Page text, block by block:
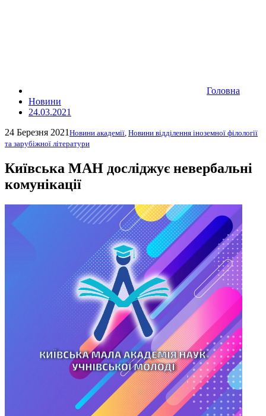
Головна
Новини
24.03.2021
24 Березня 2021 Новини академії, Новини відділення іноземної філології
та зарубіжної літератури
Київська МАН досліджує невербальні
комунікації